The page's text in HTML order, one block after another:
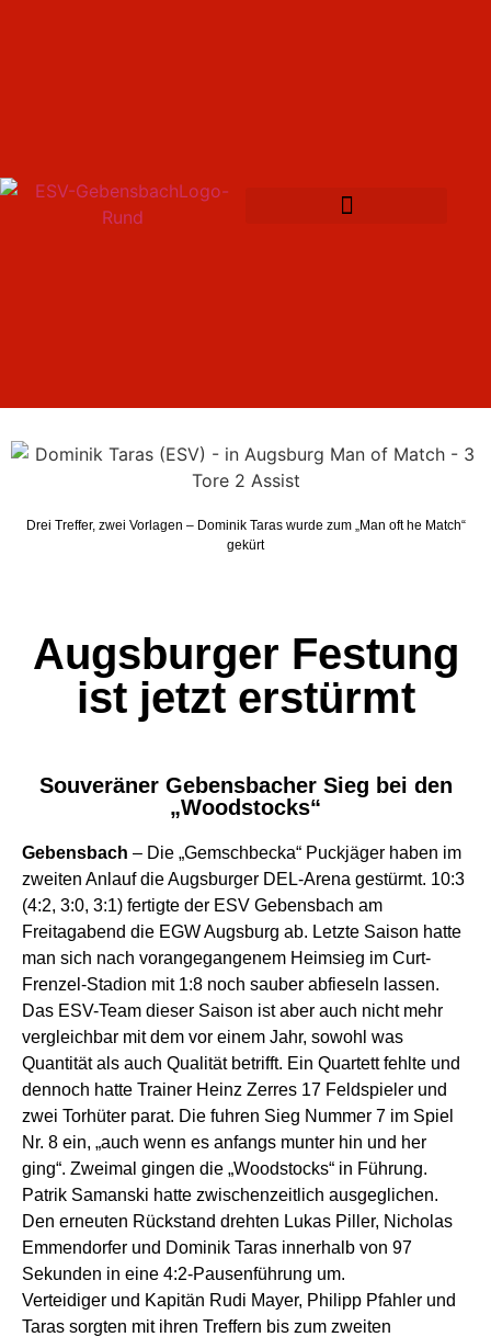
Drei Treffer, zwei Vorlagen – Dominik Taras wurde zum „Man oft he Match“
gekürt
Augsburger Festung
ist jetzt erstürmt
Souveräner Gebensbacher Sieg bei den
„Woodstocks“
Gebensbach – Die „Gemschbecka“ Puckjäger haben im
zweiten Anlauf die Augsburger DEL-Arena gestürmt. 10:3
(4:2, 3:0, 3:1) fertigte der ESV Gebensbach am
Freitagabend die EGW Augsburg ab. Letzte Saison hatte
man sich nach vorangegangenem Heimsieg im Curt-
Frenzel-Stadion mit 1:8 noch sauber abfieseln lassen.
Das ESV-Team dieser Saison ist aber auch nicht mehr
vergleichbar mit dem vor einem Jahr, sowohl was
Quantität als auch Qualität betrifft. Ein Quartett fehlte und
dennoch hatte Trainer Heinz Zerres 17 Feldspieler und
zwei Torhüter parat. Die fuhren Sieg Nummer 7 im Spiel
Nr. 8 ein, „auch wenn es anfangs munter hin und her
ging“. Zweimal gingen die „Woodstocks“ in Führung.
Patrik Samanski hatte zwischenzeitlich ausgeglichen.
Den erneuten Rückstand drehten Lukas Piller, Nicholas
Emmendorfer und Dominik Taras innerhalb von 97
Sekunden in eine 4:2-Pausenführung um.
Verteidiger und Kapitän Rudi Mayer, Philipp Pfahler und
Taras sorgten mit ihren Treffern bis zum zweiten